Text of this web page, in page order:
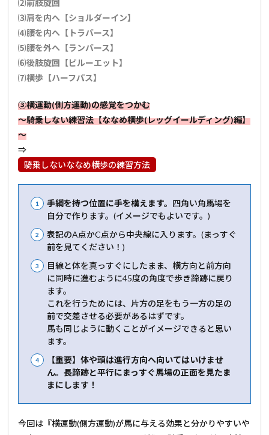
⑵前肢旋回
⑶肩を内へ【ショルダーイン】
⑷腰を内へ【トラバース】
⑸腰を外へ【ランバース】
⑹後肢旋回【ピルーエット】
⑺横歩【ハーフパス】
③横運動(側方運動)の感覚をつかむ
～騎乗しない練習法【ななめ横歩(レッグイールディング)編】
～
⇒
騎乗しないななめ横歩の練習方法
手綱を持つ位置に手を構えます。 四角い角馬場を
自分で作ります。(イメージでもよいです。)
表記のA点かC点から中央線に入ります。(まっすぐ
前を見てください！)
目線と体を真っすぐにしたまま、横方向と前方向
に同時に進むように45度の角度で歩き蹄跡に戻り
ます。
これを行うためには、片方の足をもう一方の足の
前で交差させる必要があるはずです。
馬も同じように動くことがイメージできると思い
ます。
【重要】体や頭は進行方向へ向いてはいけませ
ん。長蹄跡と平行にまっすぐ馬場の正面を見たま
まにします！
今回は『横運動(側方運動)が馬に与える効果と分かりやすいや